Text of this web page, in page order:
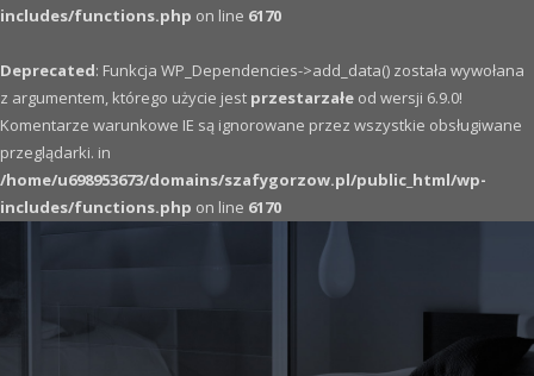
includes/functions.php on line 6170
Deprecated: Funkcja WP_Dependencies->add_data() została wywołana
z argumentem, którego użycie jest przestarzałe od wersji 6.9.0!
Komentarze warunkowe IE są ignorowane przez wszystkie obsługiwane
przeglądarki. in
/home/u698953673/domains/szafygorzow.pl/public_html/wp-
includes/functions.php on line 6170